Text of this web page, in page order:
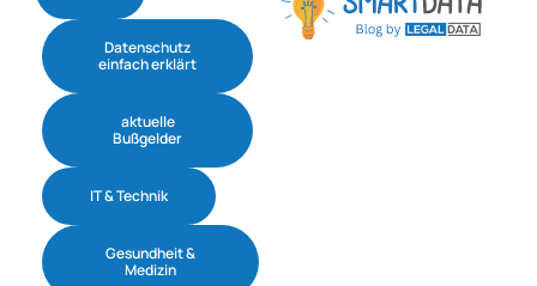
Home
Services
Software
Datenschutz
einfach erklärt
aktuelle
Bußgelder
IT & Technik
Gesundheit &
Medizin